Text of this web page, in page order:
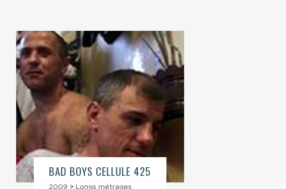
BAD BOYS CELLULE 425
2009 > Longs métrages